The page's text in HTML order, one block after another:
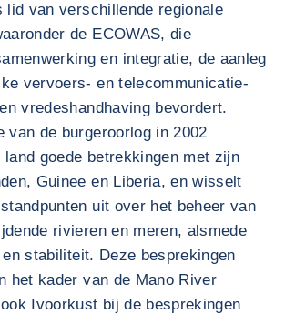
lid van verschillende regionale
de ECOWAS, die
en integratie, de aanleg
vervoers- en telecommunicatie-
vredeshandhaving bevordert.
van de burgeroorlog in 2002
land goede betrekkingen met zijn
Guinee en Liberia, en wisselt
uit over het beheer van
rivieren en meren, alsmede
stabiliteit. Deze besprekingen
het kader van de Mano River
Ivoorkust bij de besprekingen